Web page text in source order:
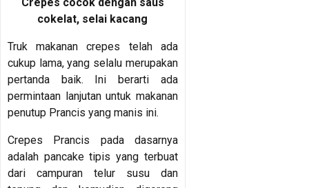
cokelat, selai kacang
Truk makanan crepes telah ada
cukup lama, yang selalu merupakan
pertanda baik. Ini berarti ada
permintaan lanjutan untuk makanan
penutup Prancis yang manis ini.
Crepes Prancis pada dasarnya
adalah pancake tipis yang terbuat
dari campuran telur susu dan